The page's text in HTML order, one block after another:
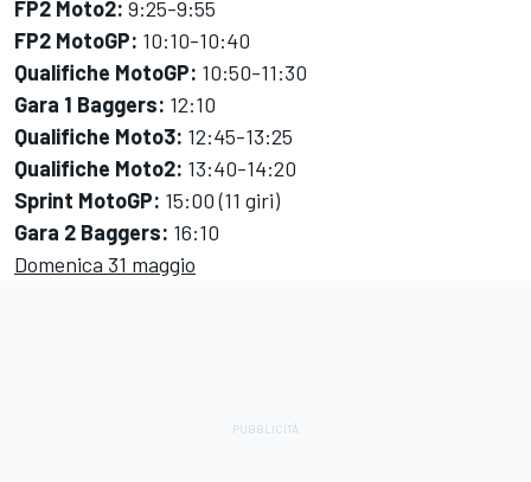
FP2 Moto2: 9:25-9:55
FP2 MotoGP: 10:10-10:40
Qualifiche MotoGP: 10:50-11:30
Gara 1 Baggers: 12:10
Qualifiche Moto3: 12:45-13:25
Qualifiche Moto2: 13:40-14:20
Sprint MotoGP: 15:00 (11 giri)
Gara 2 Baggers: 16:10
Domenica 31 maggio